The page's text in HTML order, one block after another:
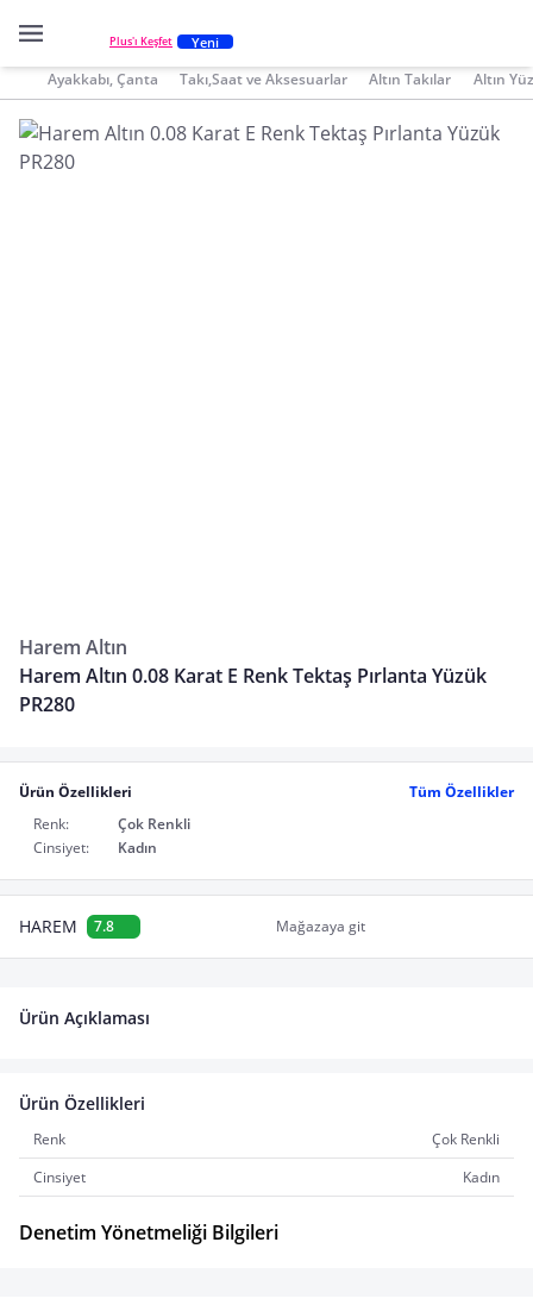
Plus'ı Keşfet Yeni
Ayakkabı, Çanta Takı,Saat ve Aksesuarlar Altın Takılar Altın
Harem Altın
Harem Altın 0.08 Karat E Renk Tektaş Pırlanta Yüzük
PR280
Ürün Özellikleri
Tüm Özellikler
Renk:
Çok Renkli
Cinsiyet:
Kadın
HAREM 7.8 Mağazaya git
Ürün Açıklaması
Ürün Özellikleri
Renk
Çok Renkli
Cinsiyet
Kadın
Denetim Yönetmeliği Bilgileri